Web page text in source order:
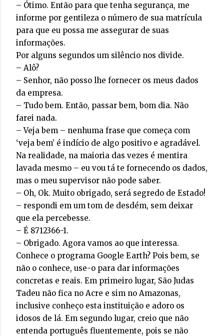
– Ótimo. Então para que tenha segurança, me
informe por gentileza o número de sua matrícula
para que eu possa me assegurar de suas
informações.
Por alguns segundos um silêncio nos divide.
– Alô?
– Senhor, não posso lhe fornecer os meus dados
da empresa.
– Tudo bem. Então, passar bem, bom dia. Não
farei nada.
– Veja bem – nenhuma frase que começa com
‘veja bem’ é indício de algo positivo e agradável.
Na realidade, na maioria das vezes é mentira
lavada mesmo – eu vou tá te fornecendo os dados,
mas o meu supervisor não pode saber.
– Oh, Ok. Muito obrigado, será segredo de Estado!
– respondi em um tom de desdém, sem deixar
que ela percebesse.
– É 8712366-1.
– Obrigado. Agora vamos ao que interessa.
Conhece o programa Google Earth? Pois bem, se
não o conhece, use-o para dar informações
concretas e reais. Em primeiro lugar, São Judas
Tadeu não fica no Acre e sim no Amazonas,
inclusive conheço esta instituição e adoro os
idosos de lá. Em segundo lugar, creio que não
entenda português fluentemente, pois se não